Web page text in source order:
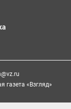
«Взгляд»